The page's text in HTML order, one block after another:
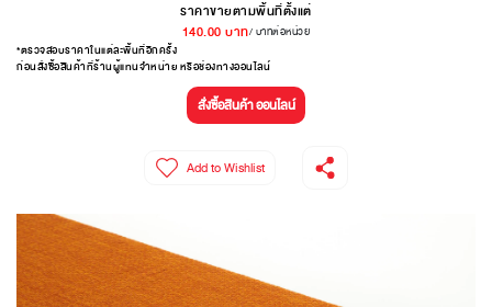
ราคาขายตามพื้นที่ตั้งแต่
140.00 บาท/ บาทต่อหน่วย
*ตรวจสอบราคาในแต่ละพื้นที่อีกครั้ง
ก่อนสั่งซื้อสินค้าที่ร้านผู้แทนจำหน่าย หรือช่องทางออนไลน์
สั่งซื้อสินค้า ออนไลน์
Add to Wishlist